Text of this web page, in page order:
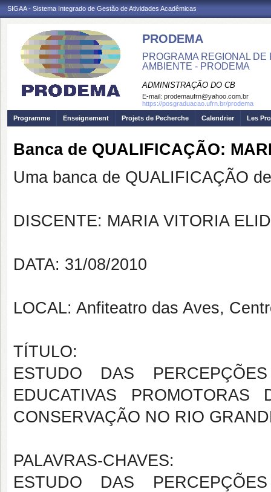
SIGAA - Sistema Integrado de Gestão de Atividades Acadêmicas
PRODEMA
PROGRAMA REGIONAL
AMBIENTE - PRODEMA
ADMINISTRAÇÃO DO CB
E-mail: prodemaufrn@yahoo.com.br
https://posgraduacao.ufrn.br/prodema
Programme
Enseignement Projets de Pecherche Calendrier Les
Banca de QUALIFICAÇÃO:
Uma banca de QUALIFICAÇÃO
DISCENTE: MARIA VITORIA
DATA: 31/08/2010
LOCAL: Anfiteatro das Aves,
TÍTULO:
ESTUDO DAS
EDUCATIVAS
CONSERVAÇÃO NO RIO
PALAVRAS-CHAVES:
ESTUDO DAS